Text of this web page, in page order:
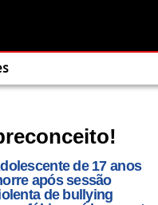
de 17 anos
após sessão
de bullying